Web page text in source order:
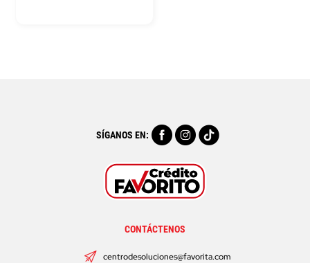
SÍGANOS EN:
CONTÁCTENOS
centrodesoluciones@favorita.com